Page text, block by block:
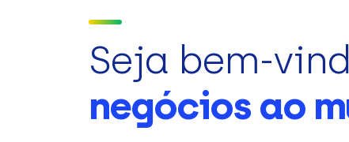
Seja bem-
negócios ao